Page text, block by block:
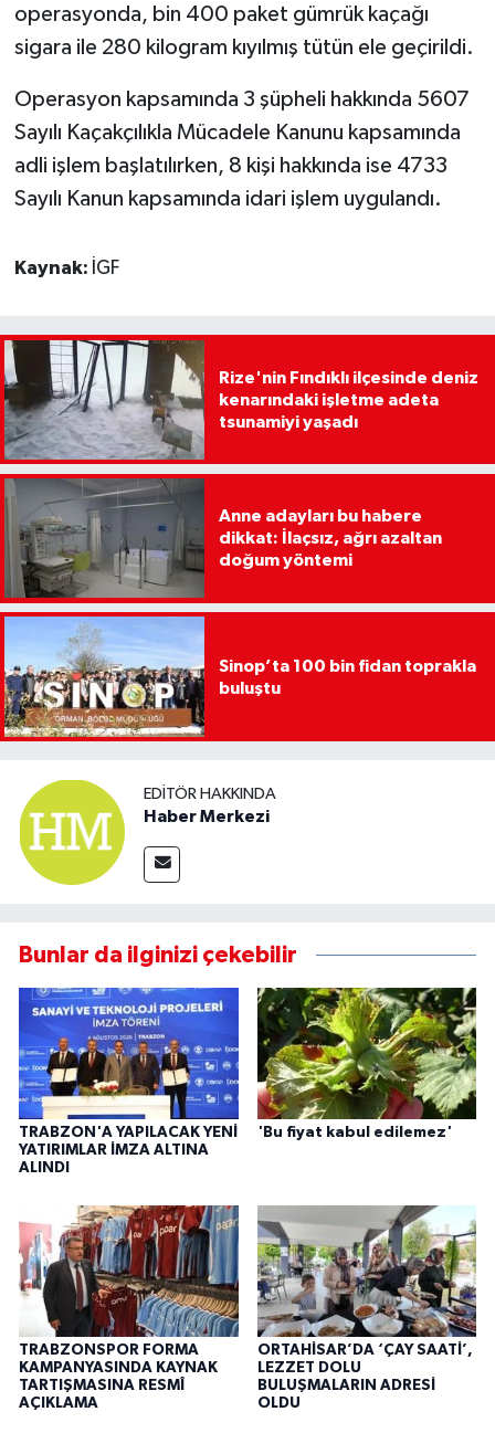
operasyonda, bin 400 paket gümrük kaçağı
sigara ile 280 kilogram kıyılmış tütün ele geçirildi.
Operasyon kapsamında 3 şüpheli hakkında 5607
Sayılı Kaçakçılıkla Mücadele Kanunu kapsamında
adli işlem başlatılırken, 8 kişi hakkında ise 4733
Sayılı Kanun kapsamında idari işlem uygulandı.
Kaynak: İGF
Rize'nin Fındıklı ilçesinde deniz
kenarındaki işletme adeta
tsunamiyi yaşadı
Anne adayları bu habere
dikkat: İlaçsız, ağrı azaltan
doğum yöntemi
Sinop’ta 100 bin fidan toprakla
buluştu
EDITÖR HAKKINDA
Haber Merkezi
Bunlar da ilginizi çekebilir
TRABZON'A YAPILACAK YENİ
YATIRIMLAR İMZA ALTINA
ALINDI
'Bu fiyat kabul edilemez'
TRABZONSPOR FORMA
KAMPANYASINDA KAYNAK
TARTIŞMASINA RESMÎ
AÇIKLAMA
ORTAHİSAR’DA ‘ÇAY SAATİ’,
LEZZET DOLU
BULUŞMALARIN ADRESİ
OLDU